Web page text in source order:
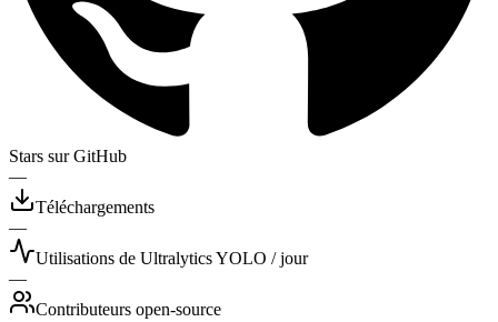
Stars sur GitHub
—
Téléchargements
—
Utilisations de Ultralytics YOLO / jour
—
Contributeurs open-source